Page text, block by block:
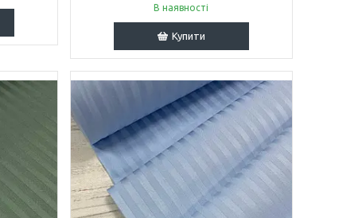
В наявності
Купити